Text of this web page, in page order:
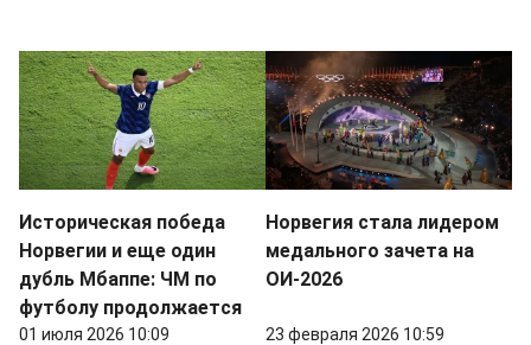
Историческая победа
Норвегии и еще один
дубль Мбаппе: ЧМ по
футболу продолжается
01 июля 2026 10:09
Норвегия стала лидером
медального зачета на
ОИ-2026
23 февраля 2026 10:59